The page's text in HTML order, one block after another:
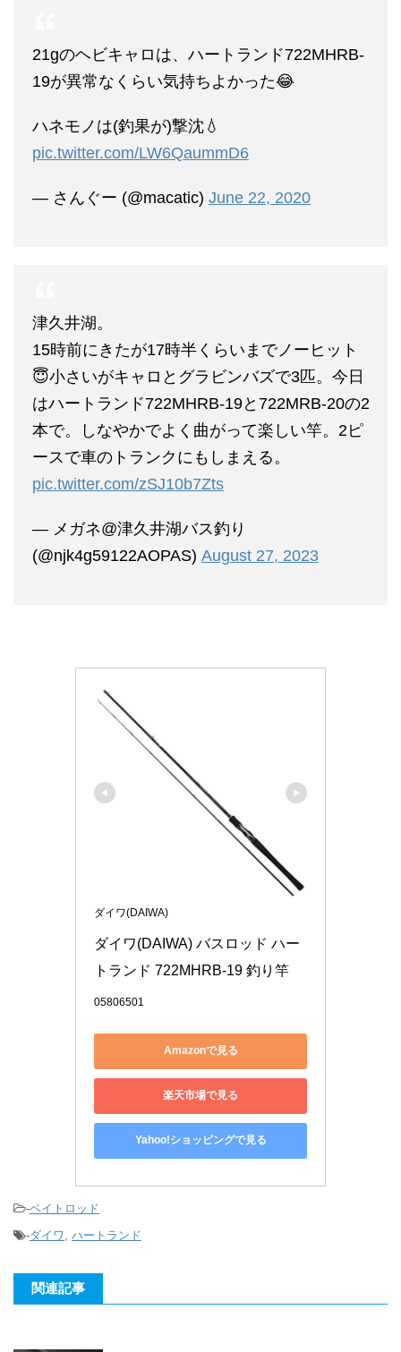
21gのヘビキャロは、ハートランド722MHRB-
19が異常なくらい気持ちよかった😂
ハネモノは(釣果が)撃沈💧
pic.twitter.com/LW6QaummD6
— さんぐー (@macatic) June 22, 2020
津久井湖。
15時前にきたが17時半くらいまでノーヒット
😇小さいがキャロとグラビンバズで3匹。今日
はハートランド722MHRB-19と722MRB-20の2
本で。しなやかでよく曲がって楽しい竿。2ピ
ースで車のトランクにもしまえる。
pic.twitter.com/zSJ10b7Zts
— メガネ@津久井湖バス釣り
(@njk4g59122AOPAS) August 27, 2023
ダイワ(DAIWA)
ダイワ(DAIWA) バスロッド ハー
トランド 722MHRB-19 釣り竿
05806501
Amazonで見る
楽天市場で見る
Yahoo!ショッピングで見る
-ベイトロッド
-ダイワ ハートランド
関連記事